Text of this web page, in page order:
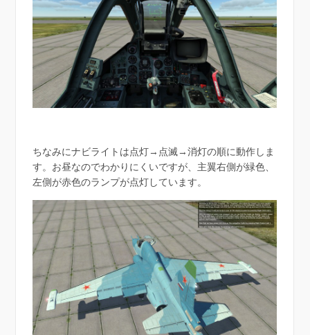
ちなみにナビライトは点灯→点滅→消灯の順に動作しま
す。お昼なのでわかりにくいですが、主翼右側が緑色、
左側が赤色のランプが点灯しています。